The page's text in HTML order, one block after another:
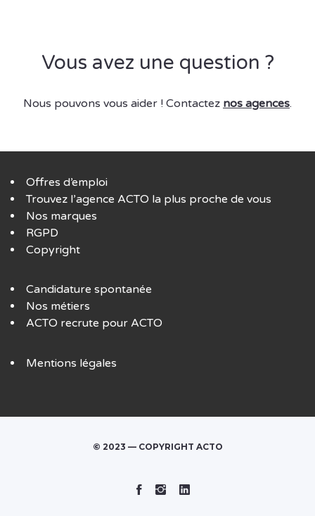
Vous avez une question ?
Nous pouvons vous aider ! Contactez nos agences.
Offres d’emploi
Trouvez l’agence ACTO la plus proche de vous
Nos marques
RGPD
Copyright
Candidature spontanée
Nos métiers
ACTO recrute pour ACTO
Mentions légales
© 2023 — COPYRIGHT ACTO
Facebook
Instagram
Linked